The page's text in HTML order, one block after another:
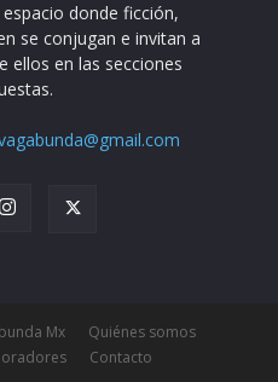
donde ficción,
se conjugan e invitan a
ellos en las secciones
Mx
Quiénes somos
Contacto